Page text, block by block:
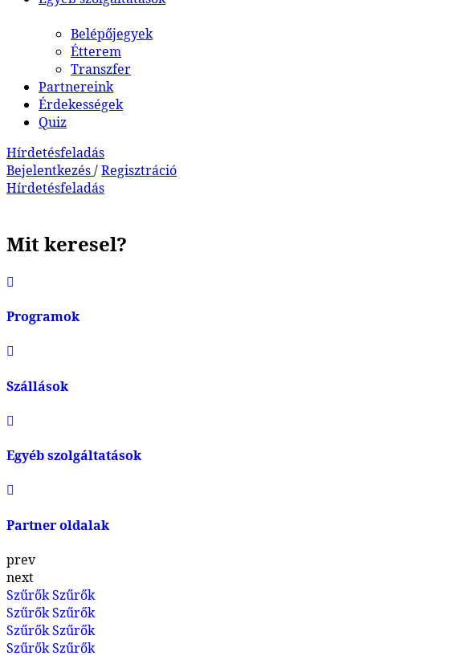
Belépőjegyek
Étterem
Transzfer
Partnereink
Érdekességek
Quiz
Hírdetésfeladás
Bejelentkezés/Regisztráció
Hírdetésfeladás
Mit keresel?
Programok
Szállások
Egyéb szolgáltatások
Partner oldalak
prev
next
SzűrőkSzűrők
SzűrőkSzűrők
SzűrőkSzűrők
SzűrőkSzűrők